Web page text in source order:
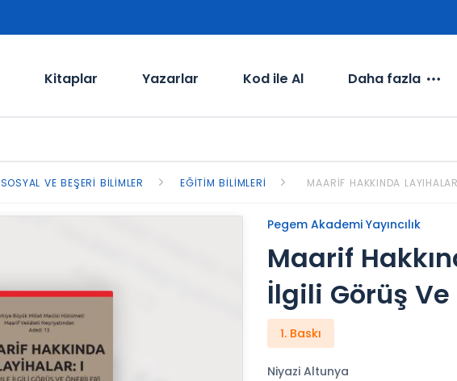
Kitaplar Yazarlar Kod ile Al Daha fazla
SOSYAL VE BEŞERI BILIMLER EĞITIM BILIMLERI MAARIF HAKKINDA
Pegem Akademi Yayıncılık
Maarif
İlgili Görüş
1. Baskı
Niyazi Altunya